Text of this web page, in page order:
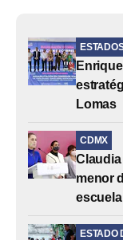
Lomas
CDMX
menor
ESTADO